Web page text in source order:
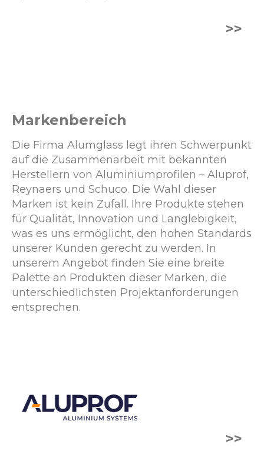
>>
Markenbereich
Die Firma Alumglass legt ihren Schwerpunkt
auf die Zusammenarbeit mit bekannten
Herstellern von Aluminiumprofilen – Aluprof,
Reynaers und Schuco. Die Wahl dieser
Marken ist kein Zufall. Ihre Produkte stehen
für Qualität, Innovation und Langlebigkeit,
was es uns ermöglicht, den hohen Standards
unserer Kunden gerecht zu werden. In
unserem Angebot finden Sie eine breite
Palette an Produkten dieser Marken, die
unterschiedlichsten Projektanforderungen
entsprechen.
>>